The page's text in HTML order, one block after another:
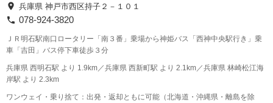
兵庫県 神戸市西区持子２－１０１
078-924-3820
ＪＲ明石駅南口ロータリー「南３番」乗場から神姫バス「西神中央駅行き」乗
車「吉田」バス停下車徒歩３分
兵庫県 西明石駅 より 1.9km／兵庫県 西新町駅 より 2.1km／兵庫県 林崎松江海
岸駅 より 2.3km
ワンウェイ・乗り捨て：出発・返却ともに可能（北海道・沖縄県・離島を除